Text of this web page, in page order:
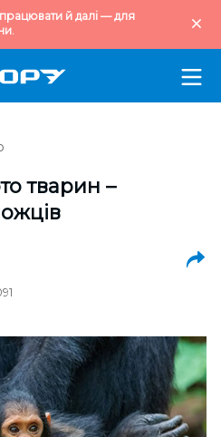
й далі — для
тварин –